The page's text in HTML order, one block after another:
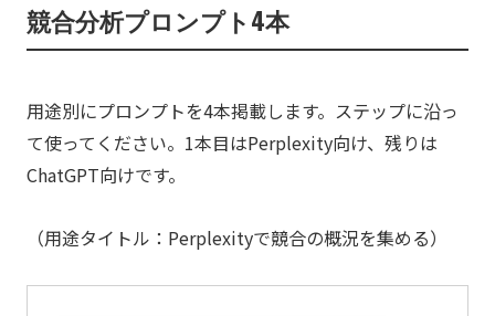
競合分析プロンプト4本
用途別にプロンプトを4本掲載します。ステップに沿っ
て使ってください。1本目はPerplexity向け、残りは
ChatGPT向けです。
（用途タイトル：Perplexityで競合の概況を集める）